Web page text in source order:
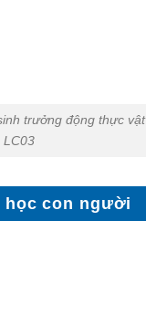
trưởng động thực vật
LC03
học con người